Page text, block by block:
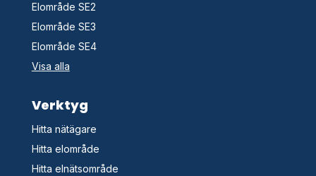
Elområde SE2
Elområde SE3
Elområde SE4
Visa alla
Verktyg
Hitta nätägare
Hitta elområde
Hitta elnätsområde